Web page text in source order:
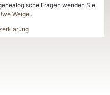
Fragen wenden Sie
Weigel.